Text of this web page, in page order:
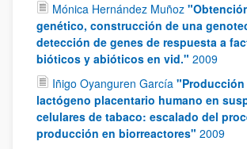
Mónica Hernández Muñoz
genético, construcción de una
detección de genes de respuesta a
bióticos y abióticos en vid." 2009
Iñigo Oyanguren García "Producción
lactógeno placentario humano en
celulares de tabaco: escalado del
producción en biorreactores" 2009